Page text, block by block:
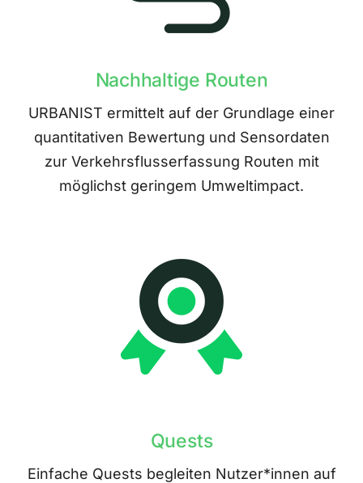
Nachhaltige Routen
URBANIST ermittelt auf der Grundlage einer
quantitativen Bewertung und Sensordaten
zur Verkehrsflusserfassung Routen mit
möglichst geringem Umweltimpact.
Quests
Einfache Quests begleiten Nutzer*innen auf